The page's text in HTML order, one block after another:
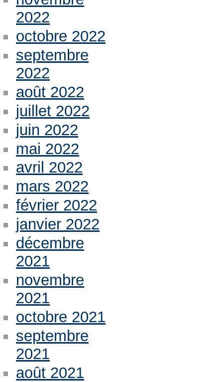
2022
octobre 2022
septembre
2022
août 2022
juillet 2022
juin 2022
mai 2022
avril 2022
mars 2022
février 2022
janvier 2022
décembre
2021
novembre
2021
octobre 2021
septembre
2021
août 2021